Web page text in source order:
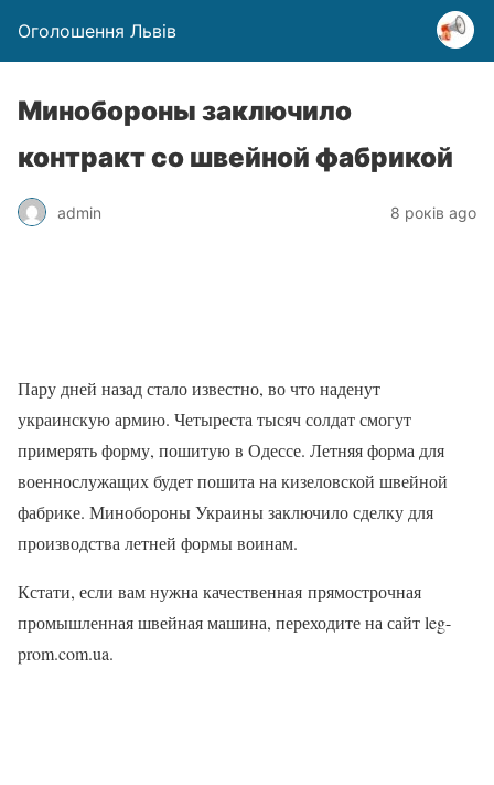
Оголошення Львів
Минобороны заключило
контракт со швейной фабрикой
admin 8 років ago
Пару дней назад стало известно, во что наденут
украинскую армию. Четыреста тысяч солдат смогут
примерять форму, пошитую в Одессе. Летняя форма для
военнослужащих будет пошита на кизеловской швейной
фабрике. Минобороны Украины заключило сделку для
производства летней формы воинам.
Кстати, если вам нужна качественная прямострочная
промышленная швейная машина, переходите на сайт leg-
prom.com.ua.